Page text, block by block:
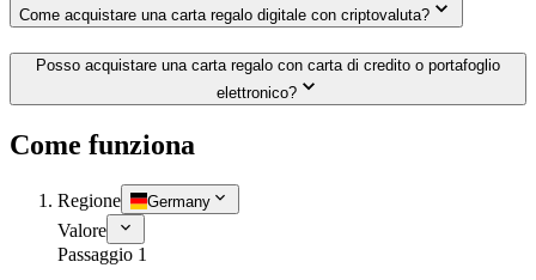
Come acquistare una carta regalo digitale con criptovaluta?
Posso acquistare una carta regalo con carta di credito o portafoglio
elettronico?
Come funziona
Regione Germany
Valore
Passaggio 1